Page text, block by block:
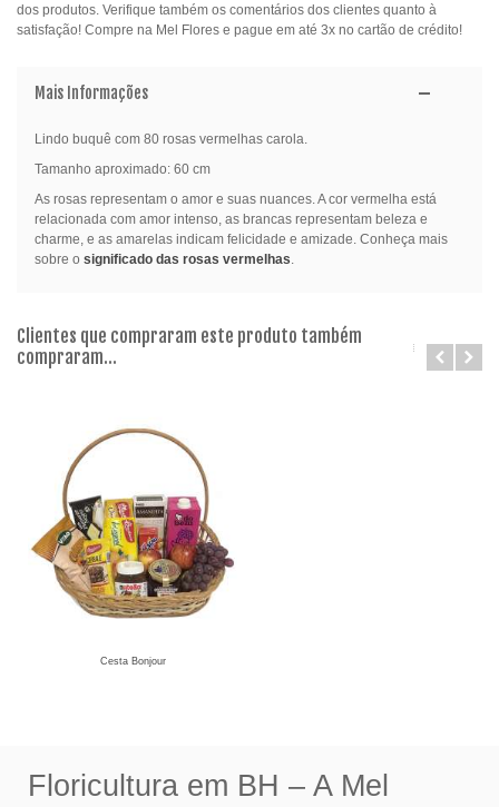
dos produtos. Verifique também os comentários dos clientes quanto à
satisfação! Compre na Mel Flores e pague em até 3x no cartão de crédito!
Mais Informações
Lindo buquê com 80 rosas vermelhas carola.
Tamanho aproximado: 60 cm
As rosas representam o amor e suas nuances. A cor vermelha está
relacionada com amor intenso, as brancas representam beleza e
charme, e as amarelas indicam felicidade e amizade. Conheça mais
sobre o significado das rosas vermelhas.
Clientes que compraram este produto também
compraram...
Cesta Bonjour
Floricultura em BH – A Mel